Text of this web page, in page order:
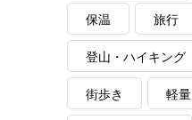
保温 旅行
登山・ハイキング
街歩き 軽量